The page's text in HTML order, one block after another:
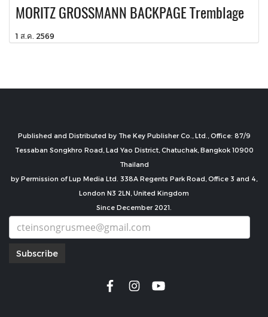
MORITZ GROSSMANN BACKPAGE Tremblage
1 ส.ค. 2569
Published and Distributed by The Key Publisher Co., Ltd., Office: 87/9
Tessaban Songkhro Road, Lad Yao District, Chatuchak, Bangkok 10900
Thailand
by Permission of Lup Media Ltd. 338A Regents Park Road, Office 3 and 4,
London N3 2LN, United Kingdom
Since December 2021.
Subscribe